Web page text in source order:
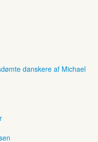
danskere af Michael